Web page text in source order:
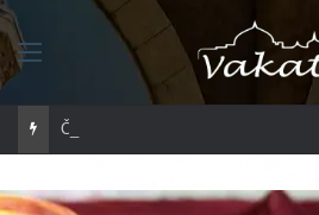
Čuvajte se griješenja u mjesecu